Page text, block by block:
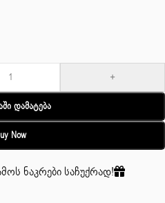
+
Დამატება
Now
ნაკრები საჩუქრად!